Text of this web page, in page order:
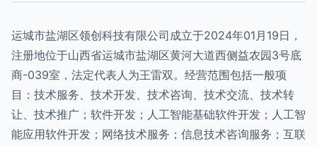
运城市盐湖区领创科技有限公司成立于2024年01月19日，
注册地位于山西省运城市盐湖区黄河大道西侧益农园3号底
商-039室，法定代表人为王雷双。经营范围包括一般项
目：技术服务、技术开发、技术咨询、技术交流、技术转
让、技术推广；软件开发；人工智能基础软件开发；人工智
能应用软件开发；网络技术服务；信息技术咨询服务；互联